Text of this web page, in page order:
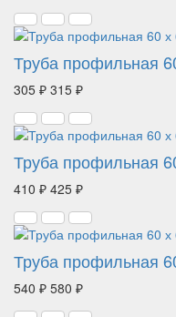
Труба профильная
305 ₽ 315 ₽
Труба профильная
410 ₽ 425 ₽
Труба профильная
540 ₽ 580 ₽